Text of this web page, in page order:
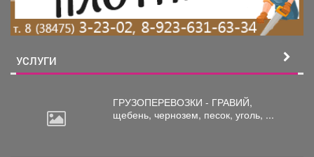
УСЛУГИ
ГРУЗОПЕРЕВОЗКИ - ГРАВИЙ,
щебень, чернозем, песок, уголь, ...